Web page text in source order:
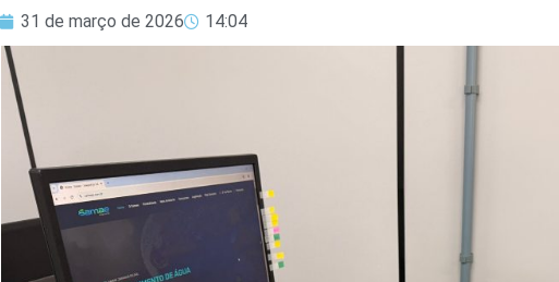
31 de março de 2026 14:04